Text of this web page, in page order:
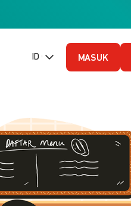
ID (Bahasa Indonesia)
MASUK